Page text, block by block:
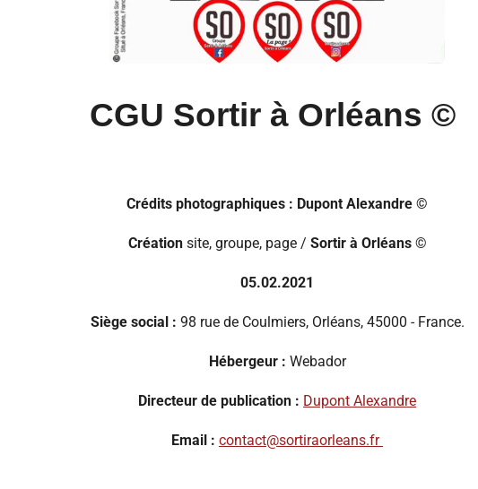
CGU Sortir à Orléans ©️
Crédits photographiques : Dupont Alexandre ©
Création site, groupe, page / Sortir à Orléans©️
05.02.2021
Siège social : 98 rue de Coulmiers, Orléans, 45000 - France.
Hébergeur : Webador
Directeur de publication : Dupont Alexandre
Email : contact@sortiraorleans.fr